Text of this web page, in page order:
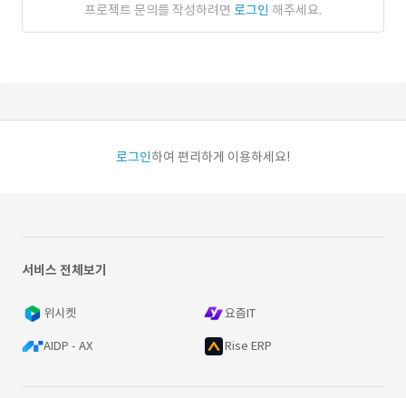
프로젝트 문의를 작성하려면 로그인 해주세요.
로그인하여 편리하게 이용하세요!
서비스 전체보기
위시켓 요즘IT
AIDP - AX Rise ERP